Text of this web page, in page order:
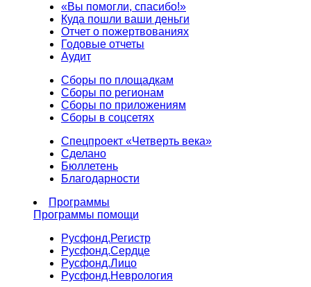
«Вы помогли, спасибо!»
Куда пошли ваши деньги
Отчет о пожертвованиях
Годовые отчеты
Аудит
Сборы по площадкам
Сборы по регионам
Сборы по приложениям
Сборы в соцсетях
Спецпроект «Четверть века»
Сделано
Бюллетень
Благодарности
Программы
Программы помощи
Русфонд.Регистр
Русфонд.Сердце
Русфонд.Лицо
Русфонд.Неврология